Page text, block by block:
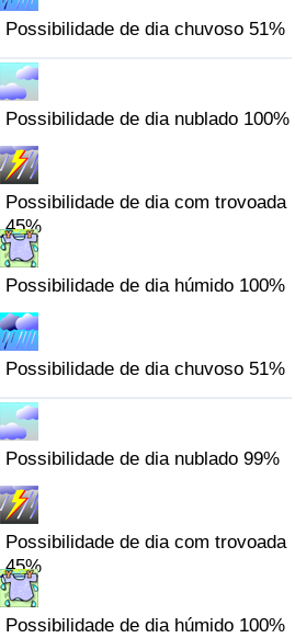
Possibilidade de dia chuvoso 51%
Possibilidade de dia nublado 100%
Possibilidade de dia com trovoada
45%
Possibilidade de dia húmido 100%
Possibilidade de dia chuvoso 51%
Possibilidade de dia nublado 99%
Possibilidade de dia com trovoada
45%
Possibilidade de dia húmido 100%